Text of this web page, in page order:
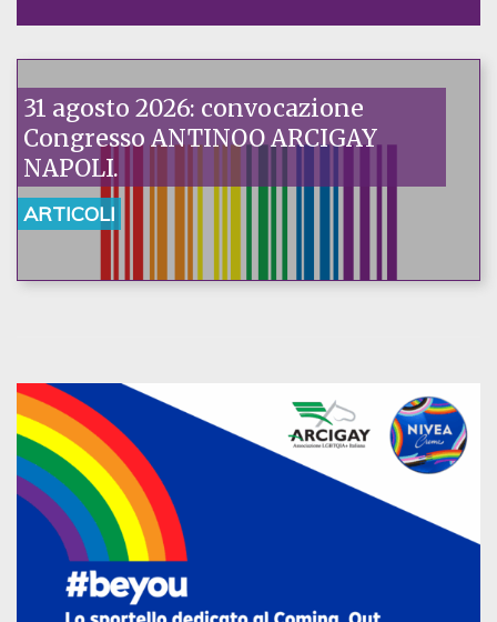
31 agosto 2026: convocazione
Congresso ANTINOO ARCIGAY
NAPOLI.
ARTICOLI